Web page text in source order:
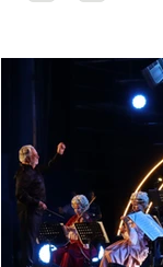
de beauté, ainsi
cette
youyous,
applaudissements
sans doute, à
moment précieux